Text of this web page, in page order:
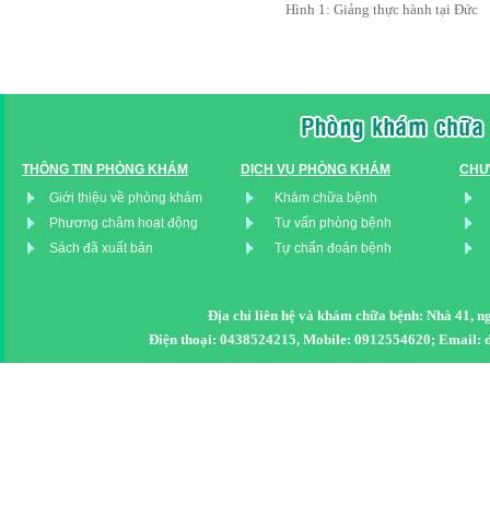
Hình 1: Giảng thực hành tại Đức
THÔNG TIN PHÒNG KHÁM DỊCH VỤ PHÒNG KHÁM
Giới thiệu về phòng khám
Khám chữa bệnh
Phương châm hoạt động
Tư vấn phòng bệnh
Sách đã xuất bản
Tự chẩn đoán bệnh
Địa chỉ liên hệ và khám chữa bệnh: Nhà 41,
Điện thoại: 0438524215, Mobile: 0912554620; Email: